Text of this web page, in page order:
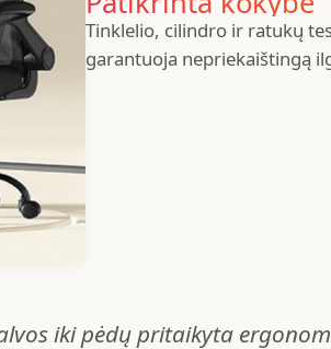
Tinklelio, cilindro ir ratukų
garantuoja nepriekaištingą
iki pėdų pritaikyta